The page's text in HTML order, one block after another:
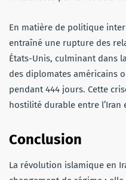
En matière de politique
entraîné une rupture des
États-Unis, culminant dans
des diplomates américains
pendant 444 jours. Cette
hostilité durable entre l’Iran
Conclusion
La révolution islamique en